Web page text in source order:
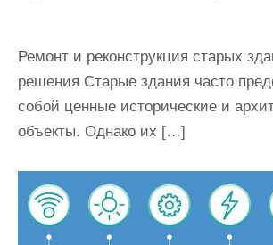
Ремонт и реконструкция старых
решения Старые здания часто
собой ценные исторические и
объекты. Однако их […]